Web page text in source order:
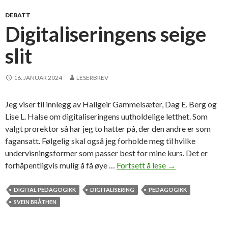
s
s
e
r
o
m
m
e
t
a
n
i
n
g
,
m
e
n
DEBATT
Digitaliseringens seige
slit
16. JANUAR 2024 LESERBREV
Jeg viser til innlegg av Hallgeir Gammelsæter, Dag E. Berg og
Lise L. Halse om digitaliseringens uutholdelige letthet. Som
valgt prorektor så har jeg to hatter på, der den andre er som
fagansatt. Følgelig skal også jeg forholde meg til hvilke
undervisningsformer som passer best for mine kurs. Det er
forhåpentligvis mulig å få øye … Fortsett å lese D
g
→
DIGITAL PEDAGOGIKK DIGITALISERING
PEDAGOGIKK
SVEIN BRÅTHEN